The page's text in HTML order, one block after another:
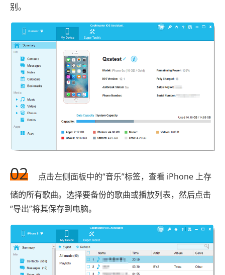
别。
02
点击左侧面板中的“音乐”标签，查看 iPhone 上存
储的所有歌曲。选择要备份的歌曲或播放列表，然后点击
“导出”将其保存到电脑。